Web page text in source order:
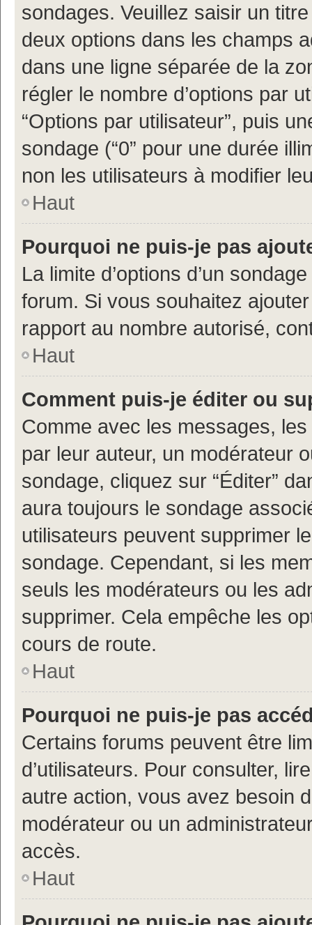
sondages. Veuillez saisir un
deux options dans les champs
dans une ligne séparée de la
régler le nombre d’options par
“Options par utilisateur”, puis
sondage (“0” pour une durée
non les utilisateurs à modifier
Haut
Pourquoi ne puis-je pas
La limite d’options d’un
forum. Si vous souhaitez
rapport au nombre autorisé,
Haut
Comment puis-je éditer ou
Comme avec les messages,
par leur auteur, un modérateur
sondage, cliquez sur “Éditer”
aura toujours le sondage
utilisateurs peuvent supprimer
sondage. Cependant, si les
seuls les modérateurs ou les
supprimer. Cela empêche les
cours de route.
Haut
Pourquoi ne puis-je pas
Certains forums peuvent être
d’utilisateurs. Pour consulter,
autre action, vous avez besoin
modérateur ou un
accès.
Haut